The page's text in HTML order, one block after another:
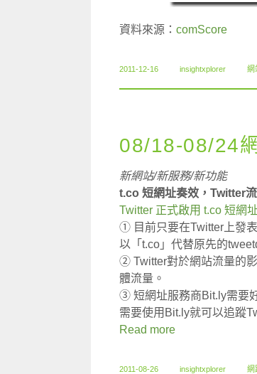
資料來源： comScore
2011-12-16 insightxplorer 網
08/18-08/24
新網站/新服務/新功能
t.co 短網址奏效，Twitter
Twitter 正式啟用 t.co 短網
① 目前只要在Twitter上發
以「t.co」代替原先的
② Twitter對於網站流量的
體流量。
③ 短網址服務商Bit.ly需要
需要使用Bit.ly就可以追蹤
Read more
2011-08-26 insightxplorer 網